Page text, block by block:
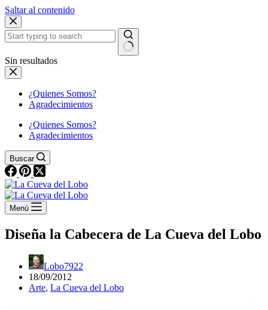
Saltar al contenido
Sin resultados
¿Quienes Somos?
Agradecimientos
¿Quienes Somos?
Agradecimientos
Buscar
Menú
Diseña la Cabecera de La Cueva del Lobo
Lobo7922
18/09/2012
Arte, La Cueva del Lobo